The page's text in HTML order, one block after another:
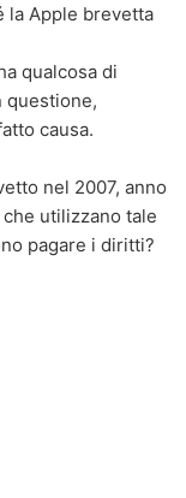
la Apple brevetta
qualcosa di
questione,
causa.
nel 2007, anno
utilizzano tale
pagare i diritti?